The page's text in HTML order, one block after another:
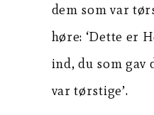
dem som var
høre: ‘Dette er
ind, du som gav
var tørstige’.